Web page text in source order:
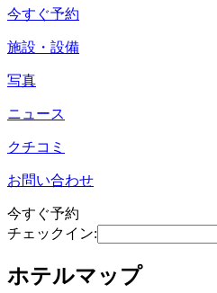
今すぐ予約
施設・設備
写真
ニュース
クチコミ
お問い合わせ
今すぐ予約
チェックイン:
ホテルマップ